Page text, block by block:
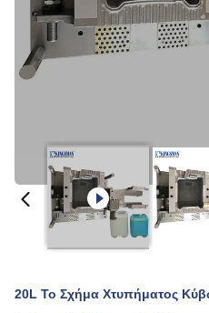
20L Το Σχήμα Χτυπήματος